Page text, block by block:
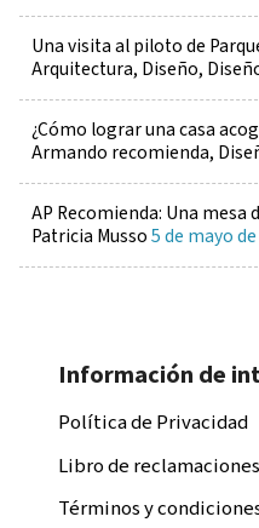
Una visita al piloto de
Arquitectura, Diseño,
¿Cómo lograr una casa
Armando recomienda,
AP Recomienda: Una
Patricia Musso5 de mayo
Información de
Política de Privacidad
Libro de reclamaciones
Términos y